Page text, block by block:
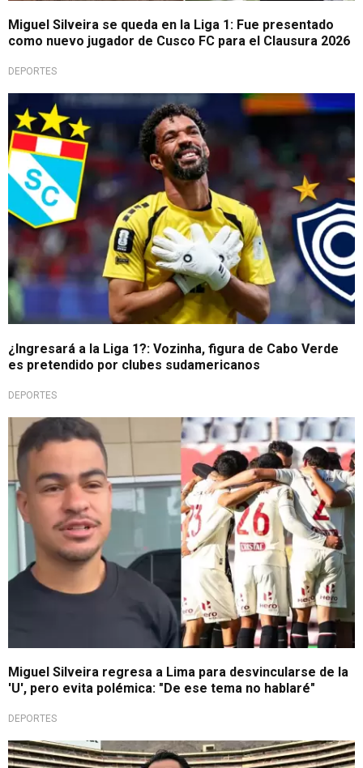
Miguel Silveira se queda en la Liga 1: Fue presentado
como nuevo jugador de Cusco FC para el Clausura 2026
DEPORTES
Fichaje internacional
¿Ingresará a la Liga 1?: Vozinha, figura de Cabo Verde
es pretendido por clubes sudamericanos
DEPORTES
Fin de la historia
Miguel Silveira regresa a Lima para desvincularse de la
'U', pero evita polémica: "De ese tema no hablaré"
DEPORTES
¡Bombazo crema!